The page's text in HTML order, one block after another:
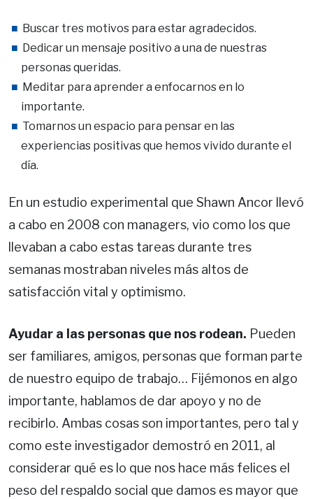
Buscar tres motivos para estar agradecidos.
Dedicar un mensaje positivo a una de nuestras
personas queridas.
Meditar para aprender a enfocarnos en lo
importante.
Tomarnos un espacio para pensar en las
experiencias positivas que hemos vivido durante el
día.
En un estudio experimental que Shawn Ancor llevó
a cabo en 2008 con managers, vio como los que
llevaban a cabo estas tareas durante tres
semanas mostraban niveles más altos de
satisfacción vital y optimismo.
Ayudar a las personas que nos rodean. Pueden
ser familiares, amigos, personas que forman parte
de nuestro equipo de trabajo… Fijémonos en algo
importante, hablamos de dar apoyo y no de
recibirlo. Ambas cosas son importantes, pero tal y
como este investigador demostró en 2011, al
considerar qué es lo que nos hace más felices el
peso del respaldo social que damos es mayor que